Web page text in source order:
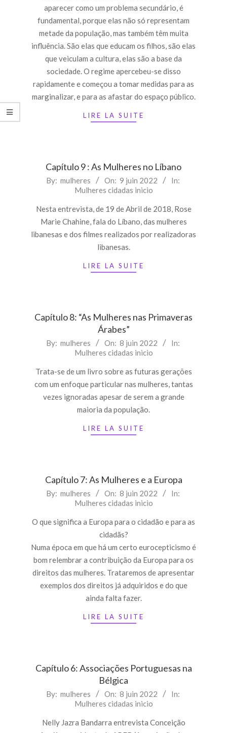
aparecer como um problema secundário, é
fundamental, porque elas não só representam
metade da população, mas também têm muita
influência. São elas que educam os filhos, são elas
que veiculam a cultura, elas são a base da
sociedade. O regime apercebeu-se disso
rapidamente e começou a tomar medidas para as
marginalizar, e para as afastar do espaço público.
LIRE LA SUITE
Capítulo 9 : As Mulheres no Líbano
2022-By: mulheres On: 9 juin 2022
In:
Mulheres cidadas inicio
Nesta entrevista, de 19 de Abril de 2018, Rose
Marie Chahine, fala do Líbano, das mulheres
libanesas e dos filmes realizados por realizadoras
libanesas.
LIRE LA SUITE
Capítulo 8: “As Mulheres nas Primaveras
Árabes”
2022-By: mulheres On: 8 juin 2022
In:
Mulheres cidadas inicio
Trata-se de um livro sobre as futuras gerações
com um enfoque particular nas mulheres, tantas
vezes ignoradas apesar de serem a grande
maioria da população.
LIRE LA SUITE
Capítulo 7: As Mulheres e a Europa
2022-By: mulheres On: 8 juin 2022
In:
Mulheres cidadas inicio
O que significa a Europa para o cidadão e para as
cidadãs?
Numa época em que há um certo eurocepticismo é
bom relembrar a contribuição da Europa para os
direitos das mulheres. Trataremos de apresentar
exemplos dos direitos já adquiridos e do que
ainda falta fazer.
LIRE LA SUITE
Capítulo 6: Associações Portuguesas na
Bélgica
2022-By: mulheres On: 8 juin 2022
In:
Mulheres cidadas inicio
Nelly Jazra Bandarra entrevista Conceição